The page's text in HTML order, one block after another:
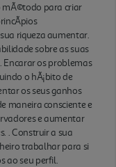
mÃ©todo para criar
riqueza aumentar.
sobre as suas
Encarar os problemas
o hÃ¡bito de
os seus ganhos
maneira consciente e
e aumentar
. Construir a sua
trabalhar para si
ao seu perfil.